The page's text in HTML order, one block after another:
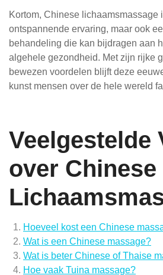
Kortom, Chinese lichaamsmassage
ontspannende ervaring, maar ook
behandeling die kan bijdragen aan
algehele gezondheid. Met zijn rijke
bewezen voordelen blijft deze
kunst mensen over de hele wereld
Veelgestelde
over Chinese
Hoeveel kost een Chinese
Wat is een Chinese massage?
Wat is beter Chinese of Thaise
Hoe vaak Tuina massage?